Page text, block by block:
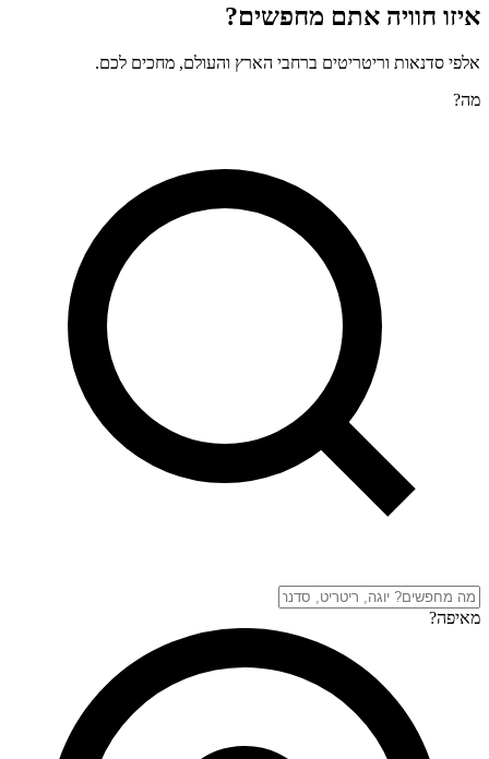
איזו חוויה אתם מחפשים?
אלפי סדנאות וריטריטים ברחבי הארץ והעולם, מחכים לכם.
מה?
מאיפה?